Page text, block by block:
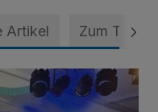
Artikel Zum Thema